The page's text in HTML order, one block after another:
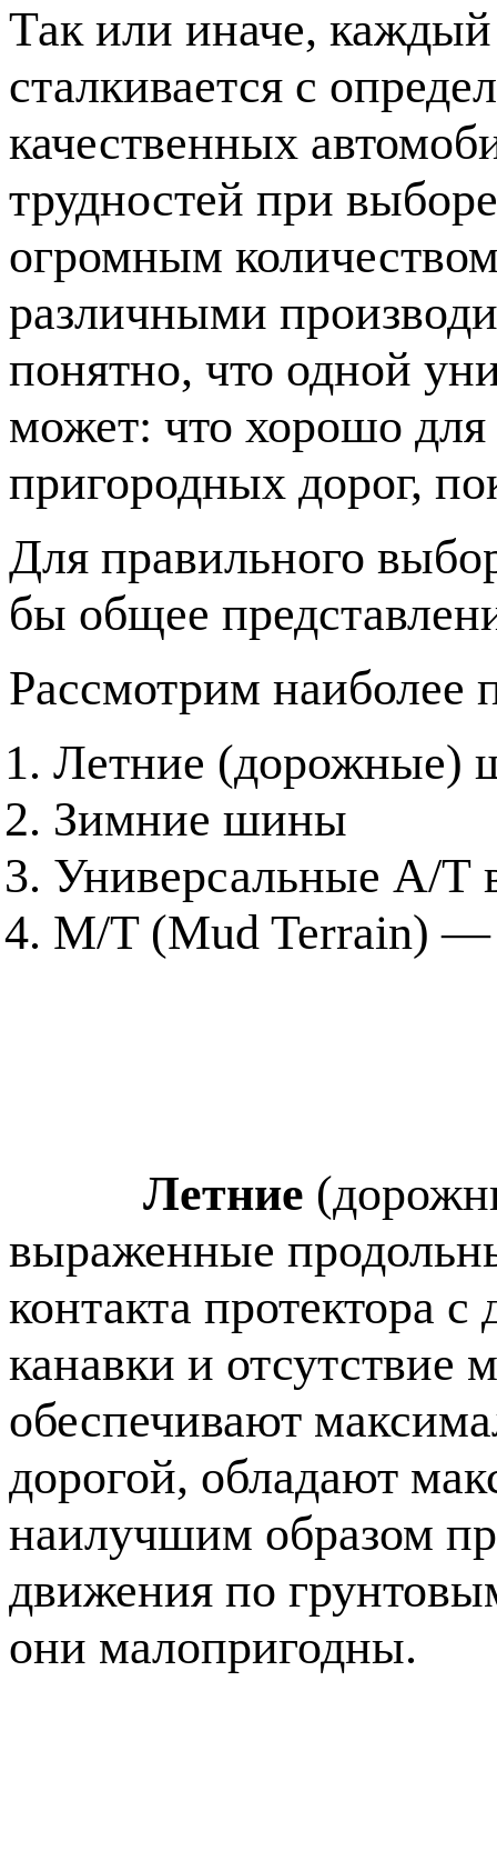
Так или иначе,
сталкивается с
качественных
трудностей при
огромным
различными
понятно, что одной
может: что хорошо для
пригородных дорог,
Для правильного
бы общее
Рассмотрим
Летние (дорожные)
Зимние шины
Универсальные А/
M/T (Mud Terrain)
Летние
выраженные
контакта протектора
канавки и
обеспечивают
дорогой, обладают
наилучшим образом
движения по
они малопригодны.